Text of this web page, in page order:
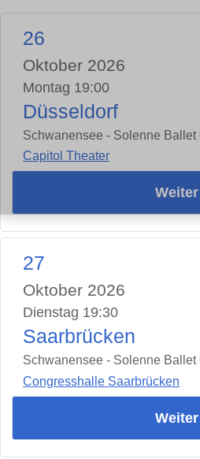
26
Oktober 2026
Montag 19:00
Düsseldorf
Schwanensee - Solenne Ballet
Capitol Theater
Weiter
27
Oktober 2026
Dienstag 19:30
Saarbrücken
Schwanensee - Solenne Ballet
Congresshalle Saarbrücken
Weiter